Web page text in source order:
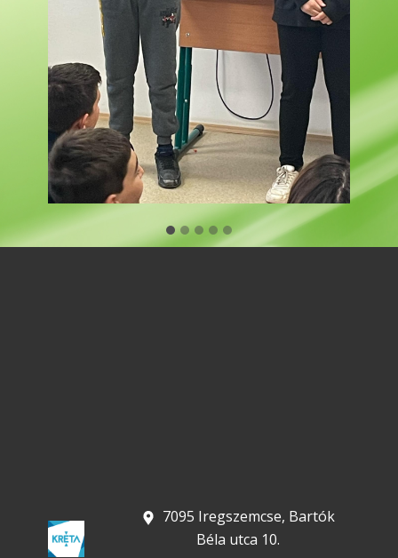
​ 7095 Iregszemcse, Bartók
Béla utca 10.